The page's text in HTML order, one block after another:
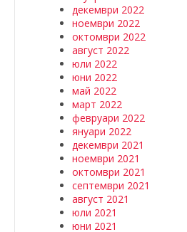
декември 2022
ноември 2022
октомври 2022
август 2022
юли 2022
юни 2022
май 2022
март 2022
февруари 2022
януари 2022
декември 2021
ноември 2021
октомври 2021
септември 2021
август 2021
юли 2021
юни 2021